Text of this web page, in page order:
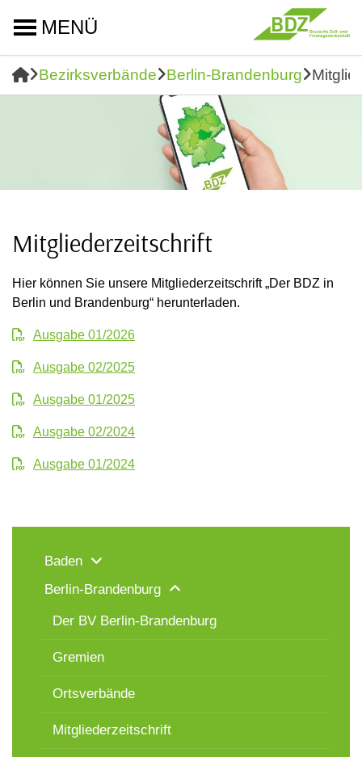
MENÜ
Bezirksverbände Berlin-Brandenburg
Mitgliederzeitschrift
Hier können Sie unsere Mitgliederzeitschrift „Der BDZ in
Berlin und Brandenburg“ herunterladen.
Ausgabe 01/2026
Ausgabe 02/2025
Ausgabe 01/2025
Ausgabe 02/2024
Ausgabe 01/2024
Baden
Berlin-Brandenburg
Der BV Berlin-Brandenburg
Gremien
Ortsverbände
Mitgliederzeitschrift